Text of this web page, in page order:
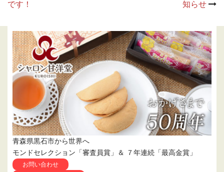
navigation
です！
知らせ
青森県黒石市から世界へ
モンドセレクション「審査員賞」＆ ７年連続「最高金賞」
お問い合わせ